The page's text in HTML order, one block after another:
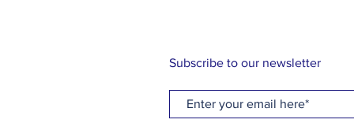
Subscribe to our newsletter